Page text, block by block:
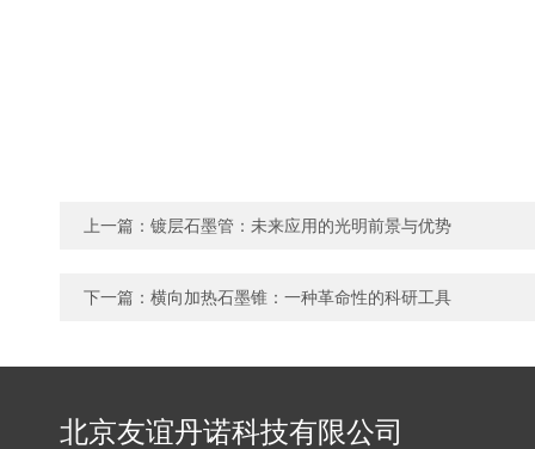
上一篇： 镀层石墨管：未来应用的光明前景与优势
下一篇： 横向加热石墨锥：一种革命性的科研工具
北京友谊丹诺科技有限公司